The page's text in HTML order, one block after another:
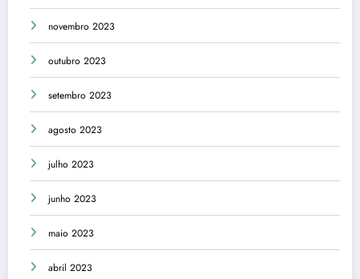
novembro 2023
outubro 2023
setembro 2023
agosto 2023
julho 2023
junho 2023
maio 2023
abril 2023